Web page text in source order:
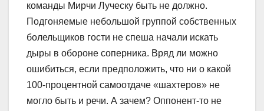
команды Мирчи Луческу быть не должно.
Подгоняемые небольшой группой собственных
болельщиков гости не спеша начали искать
дыры в обороне соперника. Вряд ли можно
ошибиться, если предположить, что ни о какой
100-процентной самоотдаче «шахтеров» не
могло быть и речи. А зачем? Оппонент-то не